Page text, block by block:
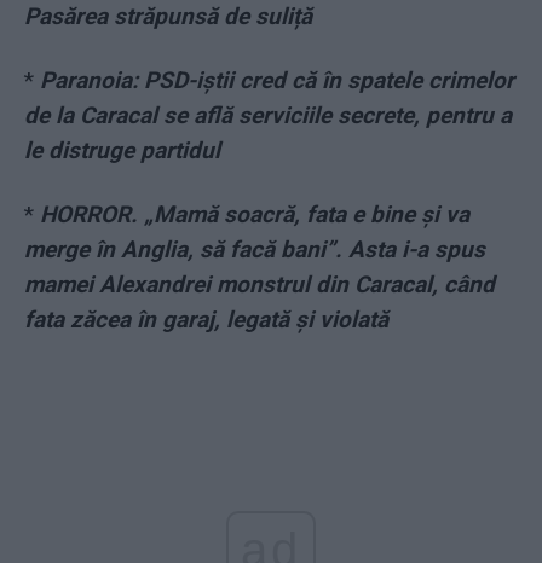
Pasărea străpunsă de suliță
* Paranoia: PSD-iștii cred că în spatele crimelor
de la Caracal se află serviciile secrete, pentru a
le distruge partidul
* HORROR. „Mamă soacră, fata e bine și va
merge în Anglia, să facă bani”. Asta i-a spus
mamei Alexandrei monstrul din Caracal, când
fata zăcea în garaj, legată și violată